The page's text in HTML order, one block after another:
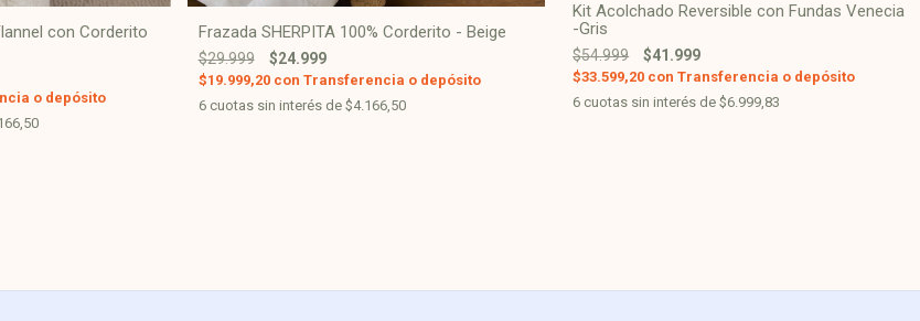
con Corderito
o depósito
Frazada SHERPITA 100% Corderito - Beige
$29.999 $24.999
$19.999,20 con Transferencia o depósito
6 cuotas sin interés de $4.166,50
Kit Acolchado Reversible con Fundas Venecia
-Gris
$54.999 $41.999
$33.599,20 con Transferencia o depósito
6 cuotas sin interés de$6.999,83